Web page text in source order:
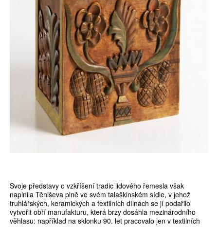
Svoje představy o vzkříšení tradic lidového řemesla však
naplnila Těniševa plně ve svém talaškinském sídle, v jehož
truhlářských, keramických a textilních dílnách se jí podařilo
vytvořit obří manufakturu, která brzy dosáhla mezinárodního
věhlasu: například na sklonku 90. let pracovalo jen v textilních